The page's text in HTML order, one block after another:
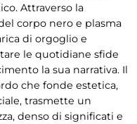
Attraverso la
corpo nero e plasma
di orgoglio e
le quotidiane sfide
la sua narrativa. Il
che fonde estetica,
trasmette un
denso di significati e